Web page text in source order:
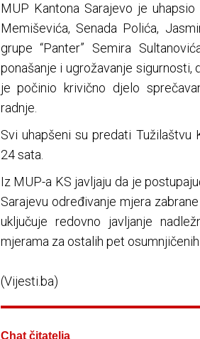
MUP Kantona Sarajevo je
Memiševića, Senada Polića,
grupe “Panter” Semira
ponašanje i ugrožavanje sigurnosti,
je počinio krivično djelo
radnje.
Svi uhapšeni su predati Tužilaštvu
24 sata.
Iz MUP-a KS javljaju da je
Sarajevu određivanje mjera
uključuje redovno javljanje
mjerama za ostalih pet
(Vijesti.ba)
Chat čitatelja